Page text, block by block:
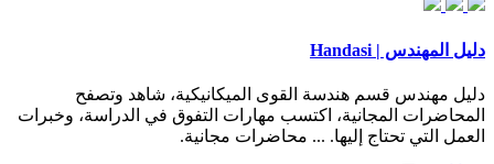
دليل المهندس | Handasi
دليل مهندس قسم هندسة القوى الميكانيكية، شاهد وتصفح
المحاضرات المجانية، اكتسب مهارات التفوق في الدراسة، وخبرات
العمل التي تحتاج إليها. ... محاضرات مجانية.